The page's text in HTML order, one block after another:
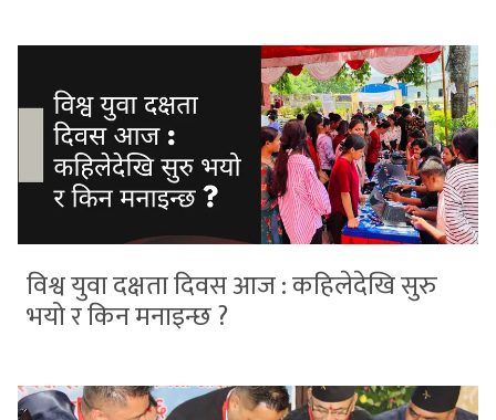
विश्व युवा दक्षता दिवस आज : कहिलेदेखि सुरु
भयो र किन मनाइन्छ ?